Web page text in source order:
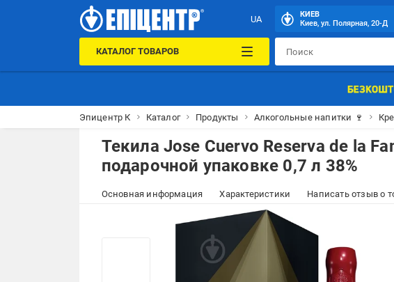
UA
КИЕВ
Киев, ул. Полярная, 20-Д
КАТАЛОГ ТОВАРОВ
Эпицентр К Каталог Продукты Алкогольные напитки 🍷
Текила Jose Cuervo Reserva de la
подарочной упаковке 0,7 л 38%
Основная информация Характеристики Написать отзыв о